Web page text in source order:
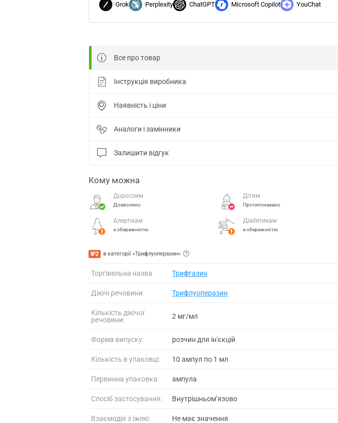
Grok Perplexity ChatGPT Microsoft Copilot YouChat
Все про товар
Інструкція виробника
Наявність і ціни
Аналоги і замінники
Залишити відгук
Кому можна
Дорослим
Дозволено
Дітям
Протипоказано
Алергікам
з обережністю
Діабетикам
з обережністю
№2 в категорії «Трифлуоперазин»
Торгівельна назва Трифтазин
Діючі речовини Трифлуоперазин
Кількість діючої
речовини:
2 мг/мл
Форма випуску: розчин для ін'єкцій
Кількість в упаковці: 10 ампул по 1 мл
Первинна упаковка: ампула
Спосіб застосування: Внутрішньом’язово
Взаємодія з їжею: Не має значення